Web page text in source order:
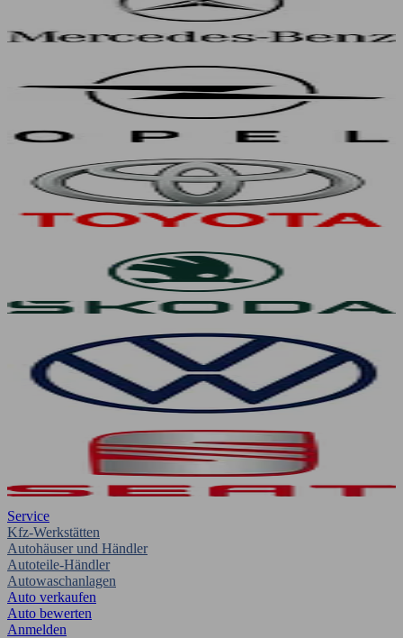
Service
Kfz-Werkstätten
Autohäuser und Händler
Autoteile-Händler
Autowaschanlagen
Auto verkaufen
Auto bewerten
Anmelden